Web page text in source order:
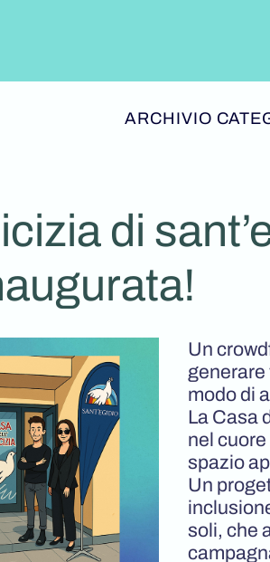
ARCHIVIO
di
Un
generare
modo di
La Casa
nel
spazio
Un
soli, che